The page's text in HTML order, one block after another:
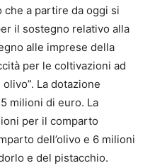
che a partire da oggi si
il sostegno relativo alla
alle imprese della
per le coltivazioni ad
La dotazione
milioni di euro. La
per il comparto
dell’olivo e 6 milioni
e del pistacchio.